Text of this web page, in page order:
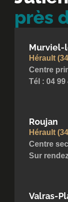
près
Murviel-
Hérault
Centre
Tél : 04 99
Roujan
Hérault
Centre
Sur
Valras-